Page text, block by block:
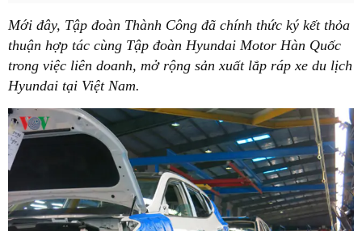
Mới đây, Tập đoàn Thành Công đã chính thức ký kết thỏa
thuận hợp tác cùng Tập đoàn Hyundai Motor Hàn Quốc
trong việc liên doanh, mở rộng sản xuất lắp ráp xe du lịch
Hyundai tại Việt Nam.